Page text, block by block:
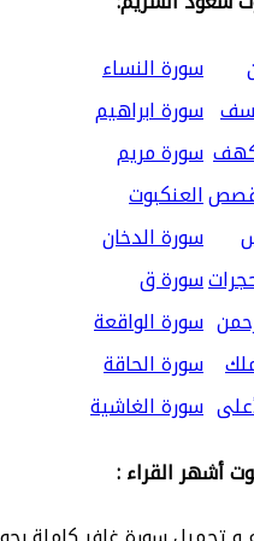
سورة النساء
سورة ابراهيم
سورة مريم
العنكبوت
سورة الدخان
سورة ق
سورة الواقعة
سورة الحاقة
سورة الغاشية
أشهر القراء :